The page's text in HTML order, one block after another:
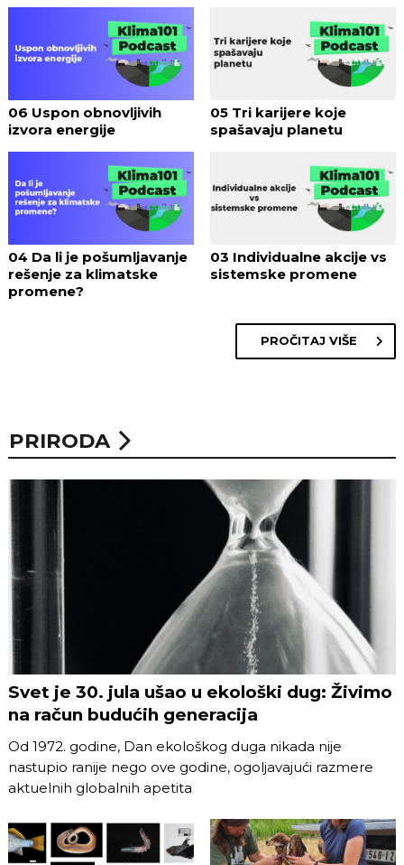
06 Uspon obnovljivih
izvora energije
05 Tri karijere koje
spašavaju planetu
04 Da li je pošumljavanje
rešenje za klimatske
promene?
03 Individualne akcije vs
sistemske promene
PROČITAJ VIŠE
PRIRODA
Svet je 30. jula ušao u ekološki dug: Živimo
na račun budućih generacija
Od 1972. godine, Dan ekološkog duga nikada nije
nastupio ranije nego ove godine, ogoljavajući razmere
aktuelnih globalnih apetita